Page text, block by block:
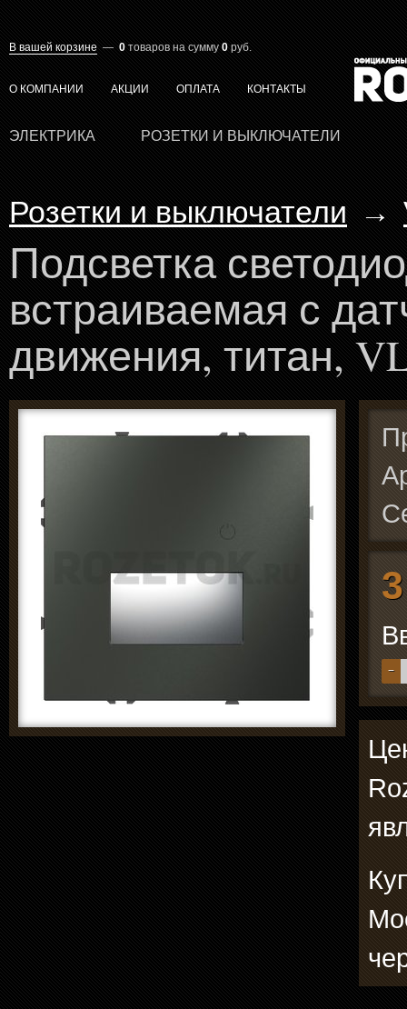
В вашей корзине — 0 товаров на сумму 0 руб.
О КОМПАНИИ АКЦИИ ОПЛАТА КОНТАКТЫ
ЭЛЕКТРИКА РОЗЕТКИ И ВЫКЛЮЧАТЕЛИ
Розетки и выключатели →
Подсветка
встраиваемая с
движения, титан,
−